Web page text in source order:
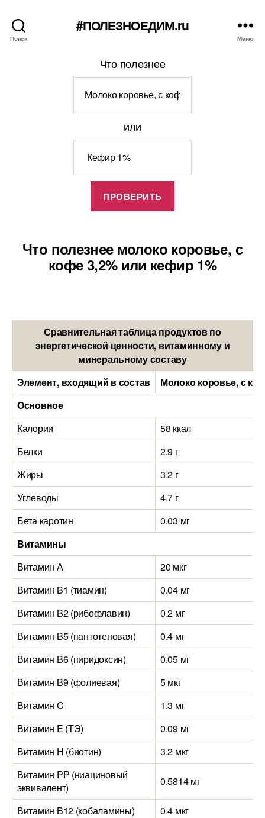
Поиск
#ПОЛЕЗНОЕДИМ.ru
Меню
Что полезнее
или
Что полезнее молоко коровье, с
кофе 3,2% или кефир 1%
Сравнительная таблица продуктов по
энергетической ценности, витаминному и
минеральному составу
Элемент, входящий в состав
Молоко коровье, с
Основное
Калории
58 ккал
Белки
2.9 г
Жиры
3.2 г
Углеводы
4.7 г
Бета каротин
0.03 мг
Витамины
Витамин А
20 мкг
Витамин B1 (тиамин)
0.04 мг
Витамин B2 (рибофлавин)
0.2 мг
Витамин B5 (пантотеновая)
0.4 мг
Витамин B6 (пиридоксин)
0.05 мг
Витамин B9 (фолиевая)
5 мкг
Витамин C
1.3 мг
Витамин E (ТЭ)
0.09 мг
Витамин H (биотин)
3.2 мкг
Витамин PP (ниациновый
эквивалент)
0.5814 мг
Витамин B12 (кобаламины)
0.4 мкг